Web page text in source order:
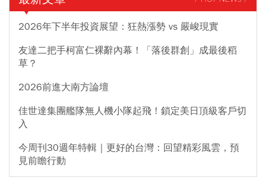
2026年下半年投資展望：狂熱漲勢 vs 嚴峻現實
友達二把手柯富仁裸辭內幕！「落後群創」成最後稻
草？
2026前進大南方論壇
佳世達集團艦隊無人機小隊起飛！鎖定美日頂級客戶切
入
今周刊30週年特輯｜更好的台灣：回望精彩風雲，預
見前瞻行動